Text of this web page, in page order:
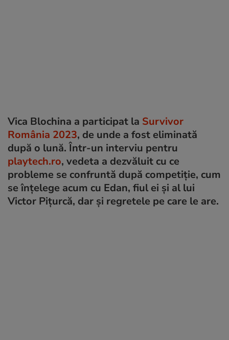
Vica Blochina a participat la Survivor
România 2023, de unde a fost eliminată
după o lună. Într-un interviu pentru
playtech.ro, vedeta a dezvăluit cu ce
probleme se confruntă după competiție, cum
se înțelege acum cu Edan, fiul ei și al lui
Victor Pițurcă, dar și regretele pe care le are.